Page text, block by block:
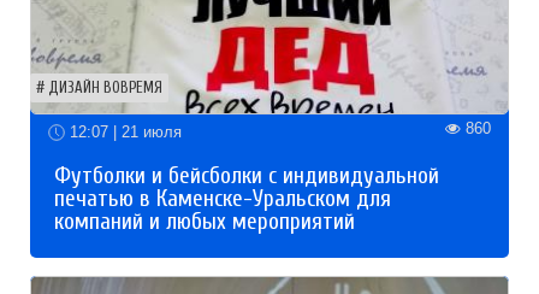
ДИЗАЙН ВОВРЕМЯ
12:07 | 21 июля 860
Футболки и бейсболки с индивидуальной
печатью в Каменске-Уральском для
компаний и любых мероприятий